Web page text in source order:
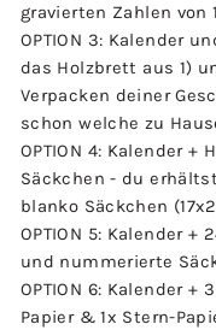
gravierten Zahlen von
OPTION 3: Kalender
das Holzbrett aus 1)
Verpacken deiner
schon welche zu
OPTION 4: Kalender +
Säckchen - du
blanko Säckchen
OPTION 5: Kalender
und nummerierte
OPTION 6: Kalender +
Papier & 1x Stern-